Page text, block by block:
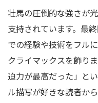
壮馬の圧倒的な強さが
支持されています。最
での経験や技術をフル
クライマックスを飾り
迫力が最高だった」と
ル描写が好きな読者か